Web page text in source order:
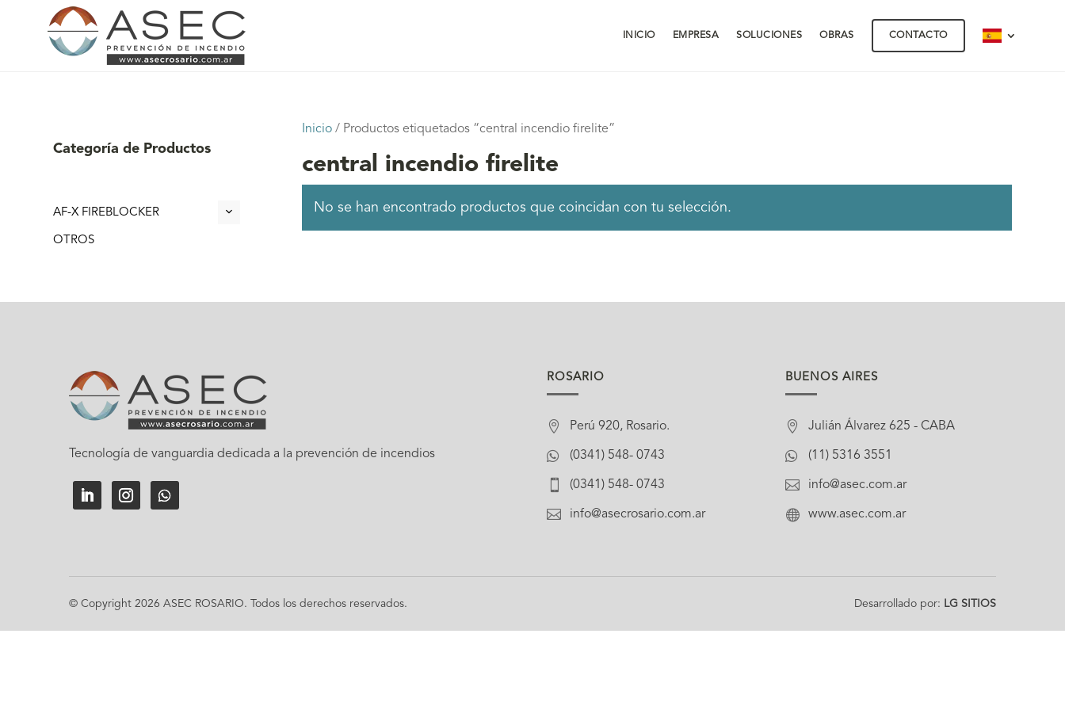
INICIO EMPRESA SOLUCIONES OBRAS CONTACTO
Inicio / Productos etiquetados “central incendio firelite”
central incendio firelite
No se han encontrado productos que coincidan con tu selección.
Categoría de Productos
AF-X FIREBLOCKER
OTROS
Tecnología de vanguardia dedicada a la prevención de incendios
ROSARIO
 Perú 920, Rosario.
 (0341) 548- 0743
 (0341) 548- 0743
 info@asecrosario.com.ar
BUENOS AIRES
 Julián Álvarez 625 - CABA
 (11) 5316 3551
 info@asec.com.ar
 www.asec.com.ar
© Copyright 2026 ASEC ROSARIO. Todos los derechos reservados. Desarrollado por: LG SITIOS